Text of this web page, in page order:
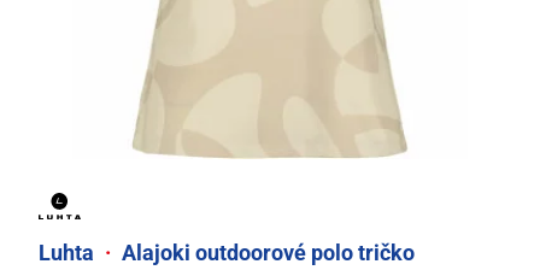
Luhta · Alajoki outdoorové polo tričko